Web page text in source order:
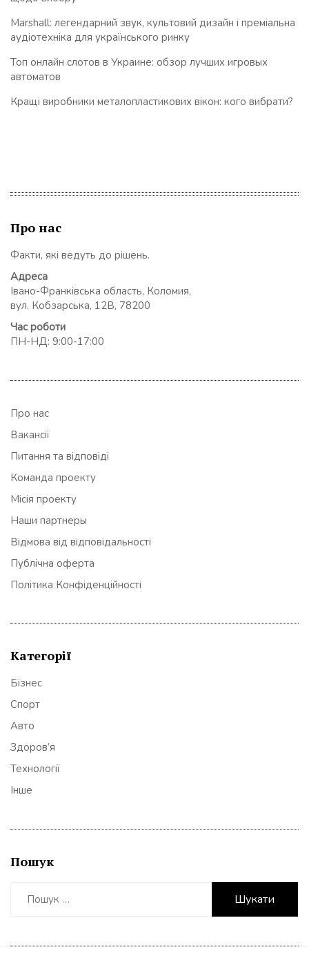
Marshall: легендарний звук, культовий дизайн і преміальна
аудіотехніка для українського ринку
Топ онлайн слотов в Украине: обзор лучших игровых
автоматов
Кращі виробники металопластикових вікон: кого вибрати?
Про нас
Факти, які ведуть до рішень.
Адреса
Івано-Франківська область, Коломия,
вул. Кобзарська, 12В, 78200
Час роботи
ПН-НД: 9:00-17:00
Про нас
Вакансії
Питання та відповіді
Команда проекту
Місія проекту
Наши партнеры
Відмова від відповідальності
Публічна оферта
Політика Конфіденційності
Категорії
Бізнес
Спорт
Авто
Здоров’я
Технології
Інше
Пошук